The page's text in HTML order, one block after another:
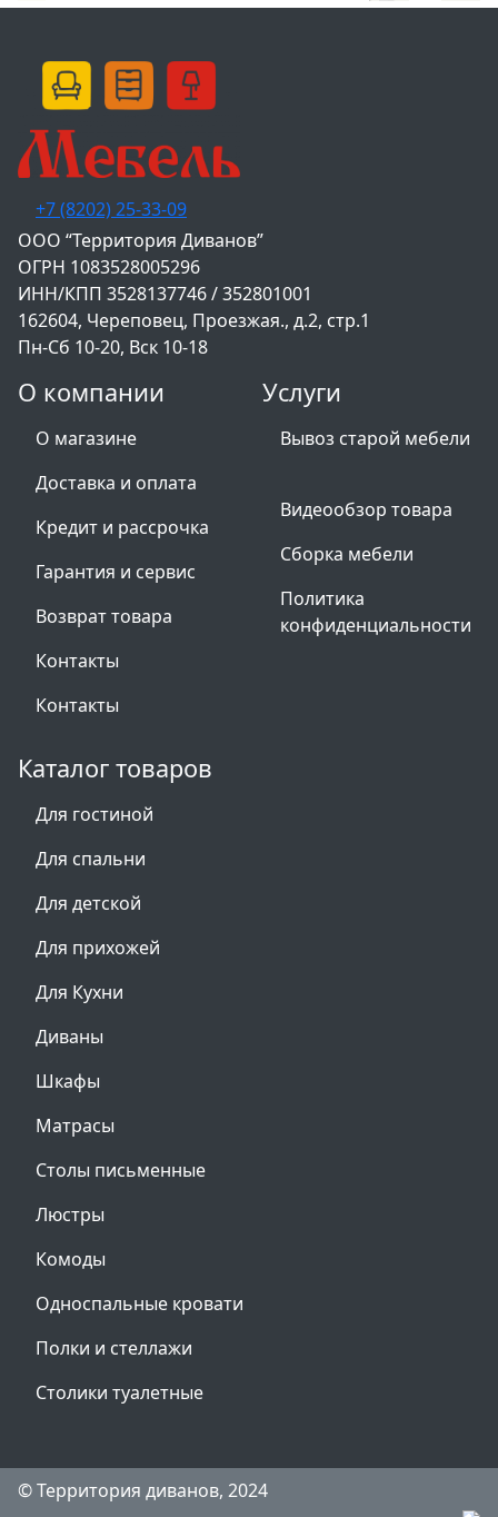
О компании
О магазине
Доставка и оплата
Кредит и рассрочка
Гарантия и сервис
Возврат товара
Контакты
Контакты
Услуги
Вывоз старой мебели
Видеообзор товара
Сборка мебели
Политика
конфиденциальности
Каталог товаров
Для гостиной
Для спальни
Для детской
Для прихожей
Для Кухни
Диваны
Шкафы
Матрасы
Столы письменные
Люстры
Комоды
Односпальные кровати
Полки и стеллажи
Столики туалетные
+7 (8202) 25-33-09
‌ООО “Территория Диванов”
ОГРН 1083528005296
ИНН/КПП 3528137746 / 352801001
162604, Череповец, Проезжая., д.2, стр.1
Пн-Сб 10-20, Вск 10-18
© Территория диванов, 2024